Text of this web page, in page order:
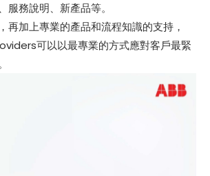
服務說明、新產品等。
再加上專業的產品和流程知識的支持，
可以以最專業的方式應對客戶最緊